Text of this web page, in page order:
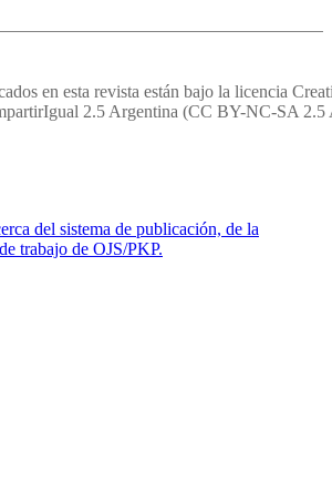
en esta revista están bajo la licencia
2.5 Argentina (CC BY-NC-SA 2.5